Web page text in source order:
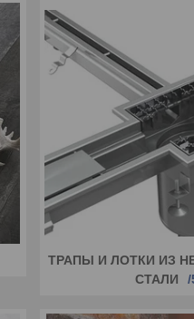
ТРАПЫ И ЛОТКИ ИЗ
СТАЛИ